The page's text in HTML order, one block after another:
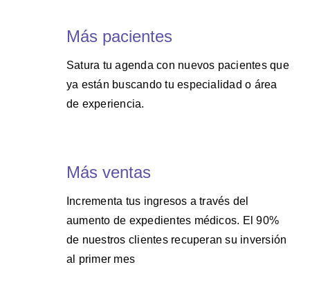
Más pacientes
Satura tu agenda con nuevos pacientes que
ya están buscando tu especialidad o área
de experiencia.
Más ventas
Incrementa tus ingresos a través del
aumento de expedientes médicos. El 90%
de nuestros clientes recuperan su inversión
al primer mes